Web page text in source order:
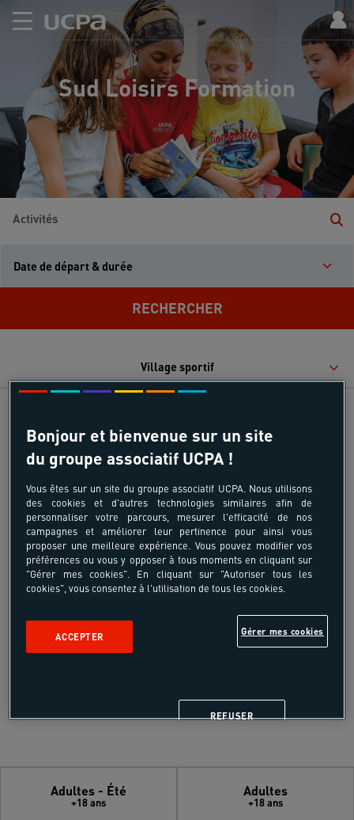
Sud Loisirs Formation
Activités
Date de départ & durée
RECHERCHER
Village sportif
Adultes - Été
+18 ans
Adultes
+18 ans
Bonjour et bienvenue sur un site
du groupe associatif UCPA !
Vous êtes sur un site du groupe associatif UCPA. Nous utilisons
des cookies et d'autres technologies similaires afin de
personnaliser votre parcours, mesurer l'efficacité de nos
campagnes et améliorer leur pertinence pour ainsi vous
proposer une meilleure expérience. Vous pouvez modifier vos
préférences ou vous y opposer à tous moments en cliquant sur
"Gérer mes cookies". En cliquant sur "Autoriser tous les
cookies", vous consentez à l'utilisation de tous les cookies.
Gérer mes cookies
REFUSER
ACCEPTER